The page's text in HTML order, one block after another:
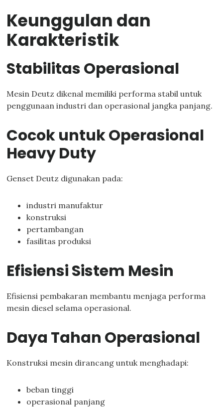
Keunggulan dan
Karakteristik
Stabilitas Operasional
Mesin Deutz dikenal memiliki performa stabil untuk
penggunaan industri dan operasional jangka panjang.
Cocok untuk Operasional
Heavy Duty
Genset Deutz digunakan pada:
industri manufaktur
konstruksi
pertambangan
fasilitas produksi
Efisiensi Sistem Mesin
Efisiensi pembakaran membantu menjaga performa
mesin diesel selama operasional.
Daya Tahan Operasional
Konstruksi mesin dirancang untuk menghadapi:
beban tinggi
operasional panjang